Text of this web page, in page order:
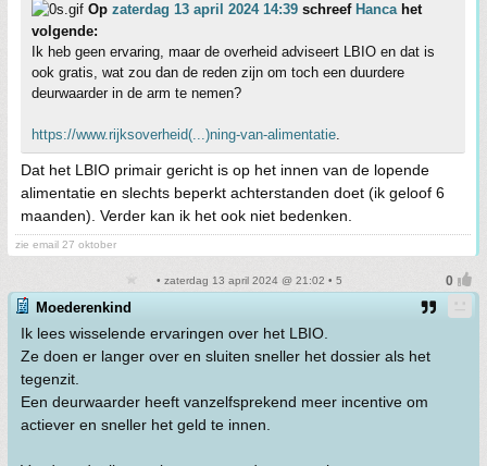
Op zaterdag 13 april 2024 14:39 schreef Hancahet
volgende:
Ik heb geen ervaring, maar de overheid adviseert LBIO en dat is
ook gratis, wat zou dan de reden zijn om toch een duurdere
deurwaarder in de arm te nemen?
https://www.rijksoverheid(...)ning-van-alimentatie.
Dat het LBIO primair gericht is op het innen van de lopende
alimentatie en slechts beperkt achterstanden doet (ik geloof 6
maanden). Verder kan ik het ook niet bedenken.
zie email 27 oktober
• zaterdag 13 april 2024 @ 21:02 • 5
Moederenkind
Ik lees wisselende ervaringen over het LBIO.
Ze doen er langer over en sluiten sneller het dossier als het
tegenzit.
Een deurwaarder heeft vanzelfsprekend meer incentive om
actiever en sneller het geld te innen.